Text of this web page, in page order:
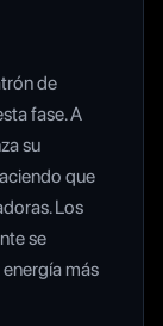
de
fase. A
su
que
Los
se
más